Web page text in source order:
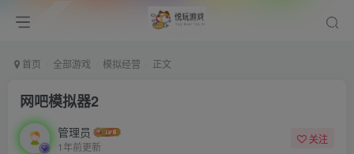
首页 全部游戏 模拟经营 正文
网吧模拟器2
管理员
1年前更新
关注